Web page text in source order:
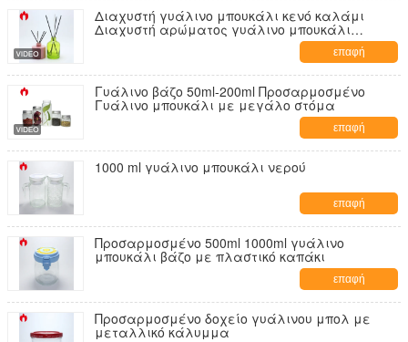
Διαχυστή γυάλινο μπουκάλι κενό καλάμι
Διαχυστή αρώματος γυάλινο μπουκάλι
επαφή
Γυάλινο βάζο 50ml-200ml Προσαρμοσμένο
Γυάλινο μπουκάλι με μεγάλο στόμα
επαφή
1000 ml γυάλινο μπουκάλι νερού
επαφή
Προσαρμοσμένο 500ml 1000ml γυάλινο
μπουκάλι βάζο με πλαστικό καπάκι
επαφή
Προσαρμοσμένο δοχείο γυάλινου μπολ με
μεταλλικό κάλυμμα